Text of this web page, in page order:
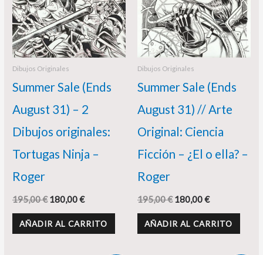
Dibujos Originales
Summer Sale (Ends
August 31) – 2
Dibujos originales:
Tortugas Ninja –
Roger
195,00€ 180,00€
AÑADIR AL CARRITO
Dibujos Originales
Summer Sale (Ends
August 31) // Arte
Original: Ciencia
Ficción – ¿El o ella? –
Roger
195,00€ 180,00€
AÑADIR AL CARRITO